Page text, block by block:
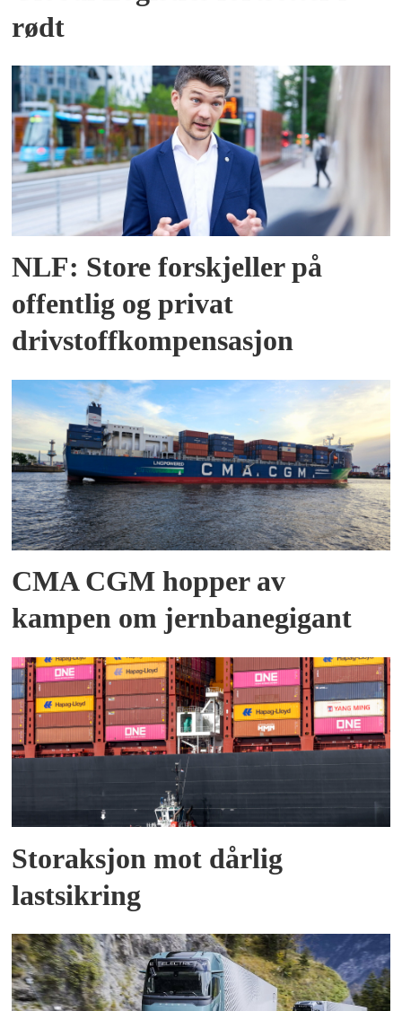
rødt
NLF: Store forskjeller på
offentlig og privat
drivstoffkompensasjon
CMA CGM hopper av
kampen om jernbanegigant
Storaksjon mot dårlig
lastsikring